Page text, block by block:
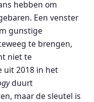
hebben om
Een venster
gunstige
te brengen,
niet te
uit 2018 in het
duurt
maar de sleutel is